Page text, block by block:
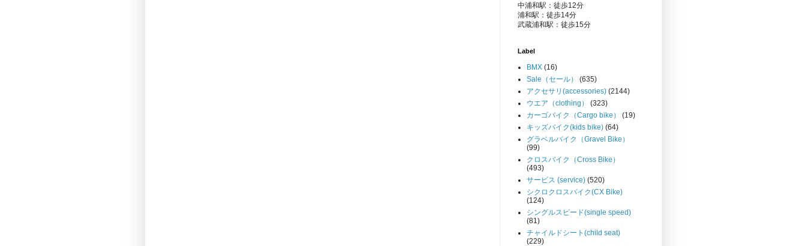
中浦和駅：徒歩12分
浦和駅：徒歩14分
武蔵浦和駅：徒歩15分
Label
BMX (16)
Sale（セール）
(635)
アクセサリ(accessories) (2144)
ウエア（clothing）
(323)
カーゴバイク（Cargo bike）
(19)
キッズバイク(kids bike) (64)
グラベルバイク（Gravel Bike）
(99)
クロスバイク（Cross Bike）
(493)
サービス (service) (520)
シクロクロスバイク(CX Bike)
(124)
シングルスピード(single speed)
(81)
チャイルドシート(child seat)
(229)